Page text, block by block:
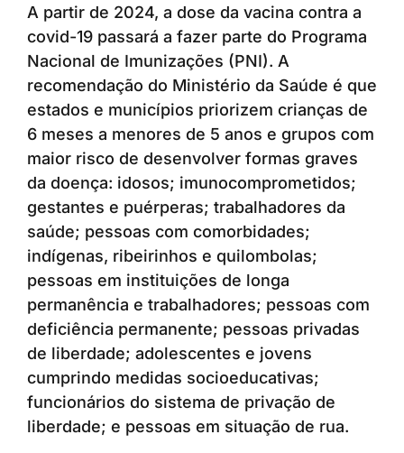
A partir de 2024, a dose da vacina contra a
covid-19 passará a fazer parte do Programa
Nacional de Imunizações (PNI). A
recomendação do Ministério da Saúde é que
estados e municípios priorizem crianças de
6 meses a menores de 5 anos e grupos com
maior risco de desenvolver formas graves
da doença: idosos; imunocomprometidos;
gestantes e puérperas; trabalhadores da
saúde; pessoas com comorbidades;
indígenas, ribeirinhos e quilombolas;
pessoas em instituições de longa
permanência e trabalhadores; pessoas com
deficiência permanente; pessoas privadas
de liberdade; adolescentes e jovens
cumprindo medidas socioeducativas;
funcionários do sistema de privação de
liberdade; e pessoas em situação de rua.